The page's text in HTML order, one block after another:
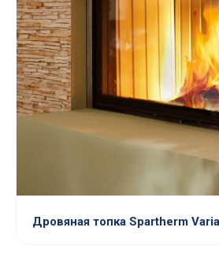
Дровяная топка Spartherm